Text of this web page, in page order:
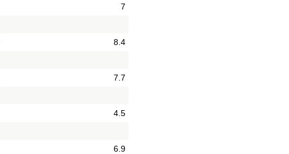
7
8.4
7.7
4.5
6.9